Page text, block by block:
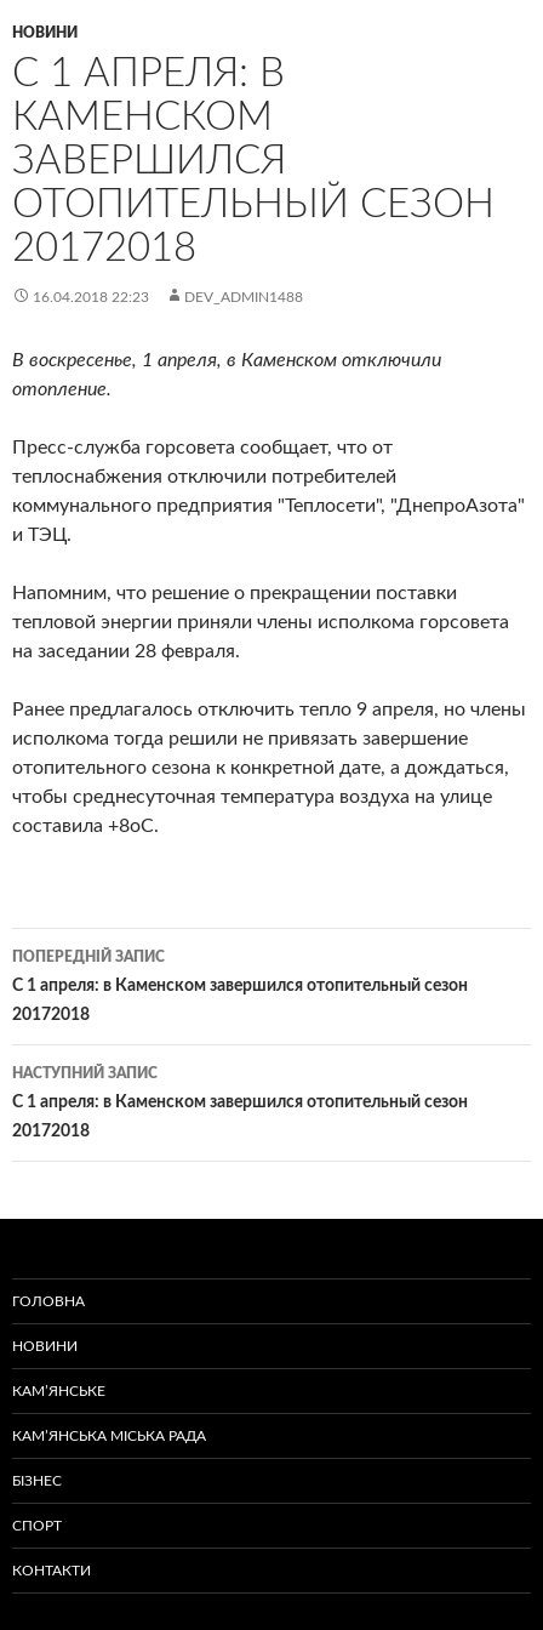
НОВИНИ
С 1 АПРЕЛЯ: В
КАМЕНСКОМ
ЗАВЕРШИЛСЯ
ОТОПИТЕЛЬНЫЙ СЕЗОН
20172018
16.04.2018 22:23 DEV_ADMIN1488
В воскресенье, 1 апреля, в Каменском отключили
отопление.
Пресс-служба горсовета сообщает, что от
теплоснабжения отключили потребителей
коммунального предприятия "Теплосети", "ДнепроАзота"
и ТЭЦ.
Напомним, что решение о прекращении поставки
тепловой энергии приняли члены исполкома горсовета
на заседании 28 февраля.
Ранее предлагалось отключить тепло 9 апреля, но члены
исполкома тогда решили не привязать завершение
отопительного сезона к конкретной дате, а дождаться,
чтобы среднесуточная температура воздуха на улице
составила +8оС.
Навігація
по
ПОПЕРЕДНІЙ ЗАПИС
С 1 апреля: в Каменском завершился отопительный сезон
20172018
НАСТУПНИЙ ЗАПИС
С 1 апреля: в Каменском завершился отопительный сезон
20172018
ГОЛОВНА
НОВИНИ
КАМ’ЯНСЬКЕ
КАМ’ЯНСЬКА МІСЬКА РАДА
БІЗНЕС
СПОРТ
КОНТАКТИ